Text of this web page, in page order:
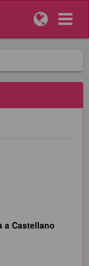
a Castellano